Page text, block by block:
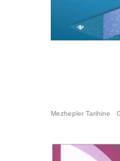
Mezhepler Tarihine